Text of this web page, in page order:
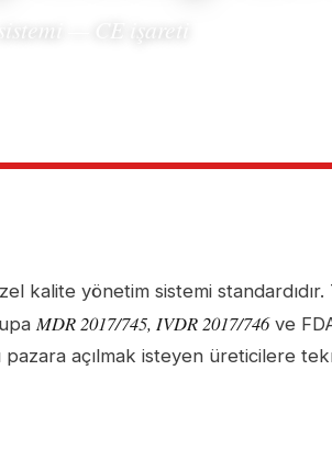
— CE işareti
kalite yönetim sistemi
MDR 2017/745, IVDR 2017/746ve
açılmak isteyen üreticilere